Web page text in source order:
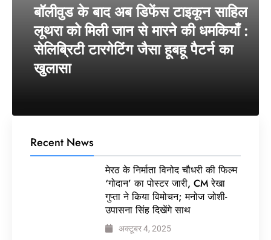
बॉलीवुड के बाद अब डिफेंस टाइकून साहिल
लूथरा को मिली जान से मारने की धमकियाँ :
सेलिब्रिटी टारगेटिंग जैसा हूबहू पैटर्न का
खुलासा
Recent News
मेरठ के निर्माता विनोद चौधरी की फिल्म
‘गोदान’ का पोस्टर जारी, CM रेखा
गुप्ता ने किया विमोचन; मनोज जोशी-
उपासना सिंह दिखेंगे साथ
अक्टूबर 4, 2025